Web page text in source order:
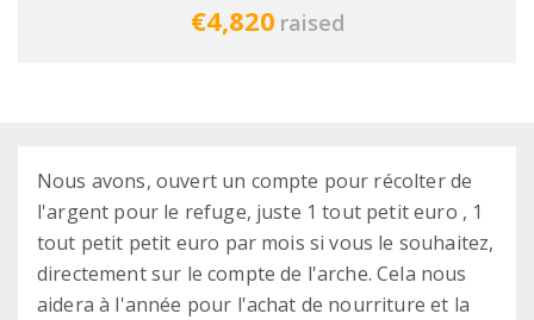
€4,820 raised
Nous avons, ouvert un compte pour récolter de
l'argent pour le refuge, juste 1 tout petit euro , 1
tout petit petit euro par mois si vous le souhaitez,
directement sur le compte de l'arche. Cela nous
aidera à l'année pour l'achat de nourriture et la